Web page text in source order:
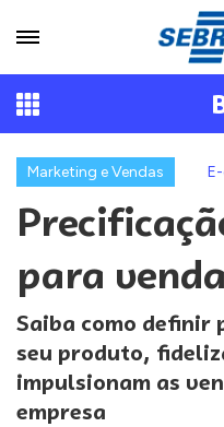
Marketing e Vendas
para
Saiba como definir
seu produto,
impulsionam as
empresa